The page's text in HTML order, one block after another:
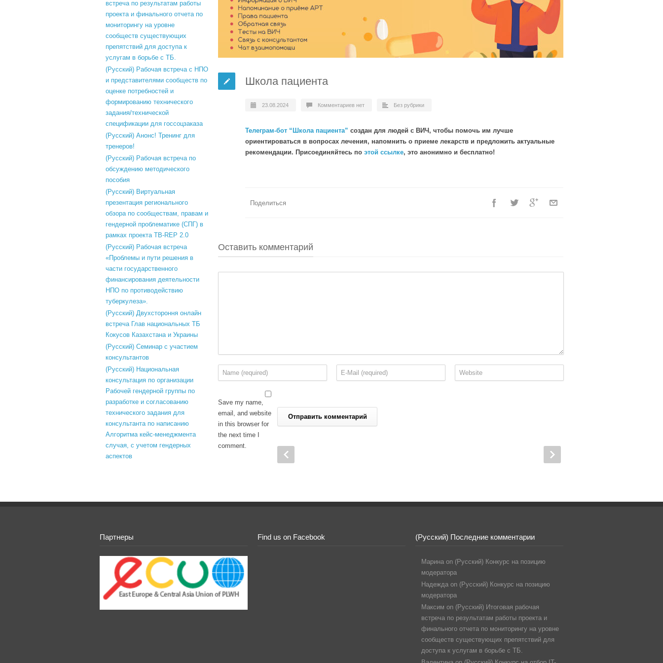
Школа пациента
23.08.2024 Комментариев нет Без рубрики
Телеграм-бот “Школа пациента” создан для людей с ВИЧ, чтобы помочь им лучше
ориентироваться в вопросах лечения, напомнить о приеме лекарств и предложить актуальные
рекомендации. Присоединяйтесь по этой ссылке, это анонимно и бесплатно!
Поделиться
Оставить комментарий
Save my name,
email, and website
in this browser for
the next time I
comment.
встреча по результатам работы
проекта и финального отчета по
мониторингу на уровне
сообществ существующих
препятствий для доступа к
услугам в борьбе с ТБ.
(Русский) Рабочая встреча с НПО
и представителями сообществ по
оценке потребностей и
формированию технического
задания/технической
спецификации для госсоцзаказа
(Русский) Анонс! Тренинг для
тренеров!
(Русский) Рабочая встреча по
обсуждению методического
пособия
(Русский) Виртуальная
презентация регионального
обзора по сообществам, правам и
гендерной проблематике (СПГ) в
рамках проекта TB-REP 2.0
(Русский) Рабочая встреча
«Проблемы и пути решения в
части государственного
финансирования деятельности
НПО по противодействию
туберкулеза».
(Русский) Двухстороння онлайн
встреча Глав национальных ТБ
Кокусов Казахстана и Украины
(Русский) Семинар с участием
консультантов
(Русский) Национальная
консультация по организации
Рабочей гендерной группы по
разработке и согласованию
технического задания для
консультанта по написанию
Алгоритма кейс-менеджмента
случая, с учетом гендерных
аспектов
Партнеры Find us on Facebook (Русский) Последние комментарии
Марина on (Русский) Конкурс на позицию
модератора
Надежда on (Русский) Конкурс на позицию
модератора
Максим on (Русский) Итоговая рабочая
встреча по результатам работы проекта и
финального отчета по мониторингу на уровне
сообществ существующих препятствий для
доступа к услугам в борьбе с ТБ.